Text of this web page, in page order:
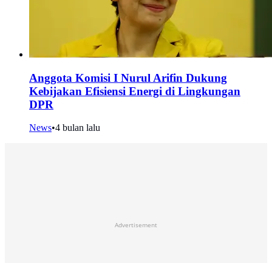
Anggota Komisi I Nurul Arifin Dukung
Kebijakan Efisiensi Energi di Lingkungan
DPR
News•4 bulan lalu
Advertisement